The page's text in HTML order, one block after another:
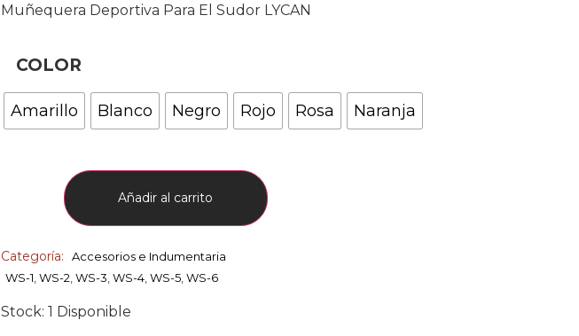
Muñequera Deportiva Para El Sudor LYCAN
COLOR
Amarillo Blanco Negro Rojo Rosa Naranja
Añadir al carrito
Categoría:
Accesorios e Indumentaria
WS-1 WS-2 WS-3 WS-4, WS-5, WS-6
Stock: 1 Disponible